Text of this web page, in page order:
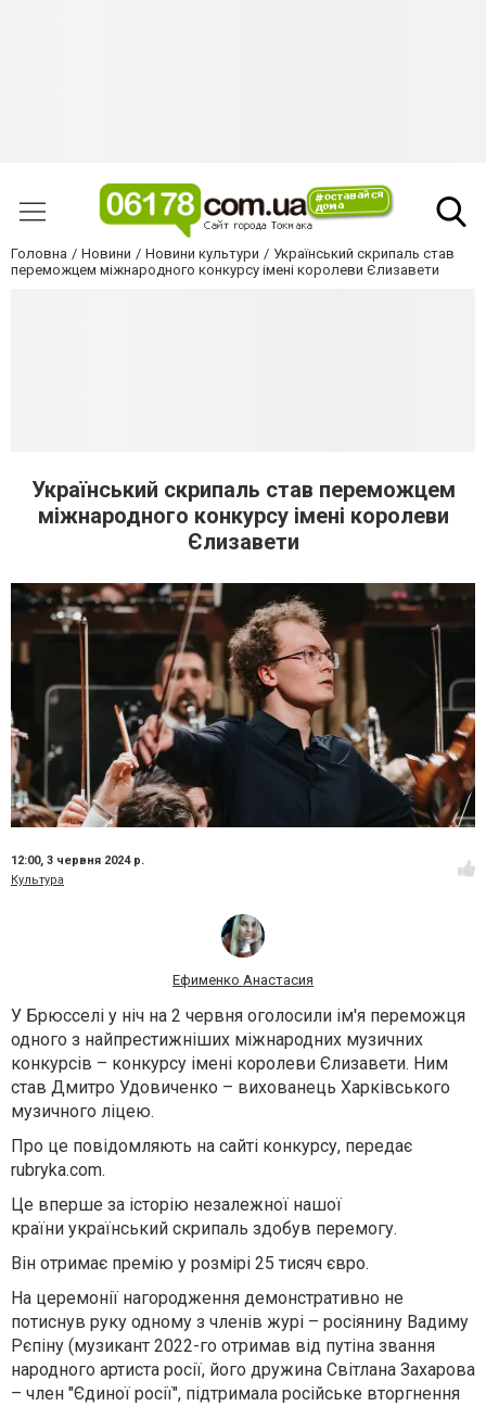
Головна Новини Новини культури
Український скрипаль став
переможцем міжнародного конкурсу імені королеви Єлизавети
Український скрипаль став переможцем
міжнародного конкурсу імені королеви
Єлизавети
12:00, 3 червня 2024 р.
Культура
Ефименко Анастасия
У Брюсселі у ніч на 2 червня оголосили ім'я переможця
одного з найпрестижніших міжнародних музичних
конкурсів – конкурсу імені королеви Єлизавети. Ним
став Дмитро Удовиченко – вихованець Харківського
музичного ліцею.
Про це повідомляють на сайті конкурсу, передає
rubryka.com.
Це вперше за історію незалежної нашої
країни український скрипаль здобув перемогу.
Він отримає премію у розмірі 25 тисяч євро.
На церемонії нагородження демонстративно не
потиснув руку одному з членів журі – росіянину Вадиму
Рєпіну (музикант 2022-го отримав від путіна звання
народного артиста росії, його дружина Світлана Захарова
– член "Єдиної росії", підтримала російське вторгнення